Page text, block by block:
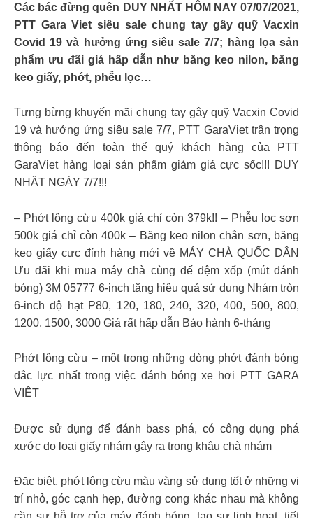
Các bác đừng quên DUY NHẤT HÔM NAY 07/07/2021,
PTT Gara Viet siêu sale chung tay gây quỹ Vacxin
Covid 19 và hưởng ứng siêu sale 7/7; hàng lọa sản
phẩm ưu đãi giá hấp dẫn như băng keo nilon, băng
keo giấy, phớt, phễu lọc…
Tưng bừng khuyến mãi chung tay gây quỹ Vacxin Covid
19 và hưởng ứng siêu sale 7/7, PTT GaraViet trân trọng
thông báo đến toàn thể quý khách hàng của PTT
GaraViet hàng loại sản phẩm giảm giá cực sốc!!! DUY
NHẤT NGÀY 7/7!!!
– Phớt lông cừu 400k giá chỉ còn 379k!! – Phễu lọc sơn
500k giá chỉ còn 400k – Băng keo nilon chắn sơn, băng
keo giấy cực đỉnh hàng mới về MÁY CHÀ QUỐC DÂN
Ưu đãi khi mua máy chà cùng đế đệm xốp (mút đánh
bóng) 3M 05777 6-inch tăng hiệu quả sử dụng Nhám tròn
6-inch độ hạt P80, 120, 180, 240, 320, 400, 500, 800,
1200, 1500, 3000 Giá rất hấp dẫn Bảo hành 6-tháng
Phớt lông cừu – một trong những dòng phớt đánh bóng
đắc lực nhất trong việc đánh bóng xe hơi PTT GARA
VIỆT
Được sử dụng để đánh bass phá, có công dụng phá
xước do loại giấy nhám gây ra trong khâu chà nhám
Đặc biệt, phớt lông cừu màu vàng sử dụng tốt ở những vị
trí nhỏ, góc cạnh hẹp, đường cong khác nhau mà không